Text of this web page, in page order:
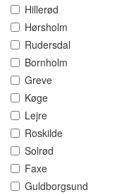
Hillerød
Hørsholm
Rudersdal
Bornholm
Greve
Køge
Lejre
Roskilde
Solrød
Faxe
Guldborgsund